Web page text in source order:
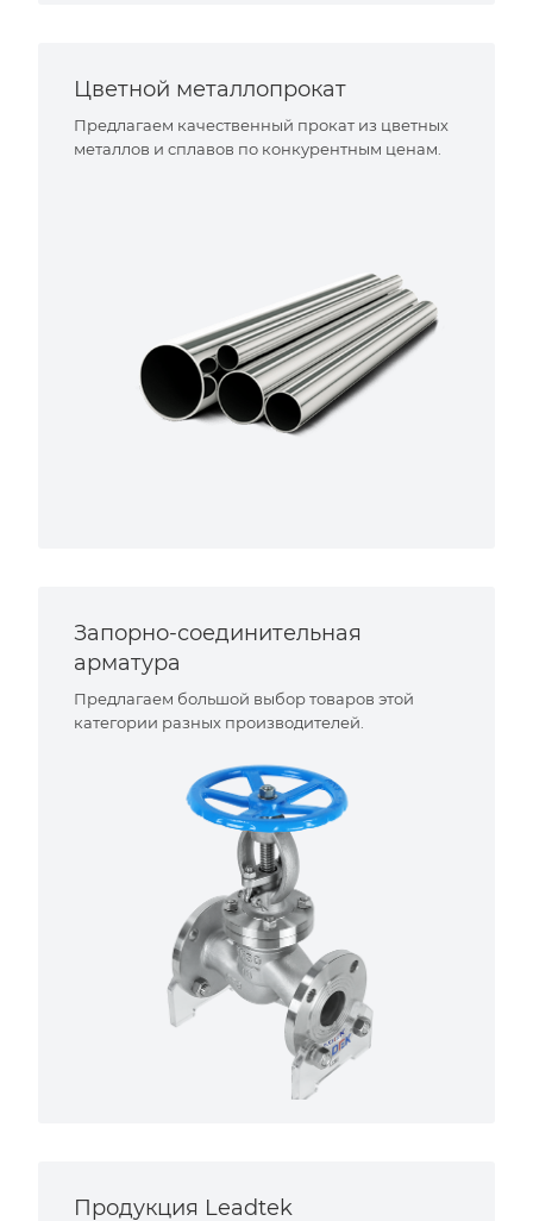
Цветной металлопрокат
Предлагаем качественный прокат из цветных
металлов и сплавов по конкурентным ценам.
Запорно-соединительная
арматура
Предлагаем большой выбор товаров этой
категории разных производителей.
Продукция Leadtek